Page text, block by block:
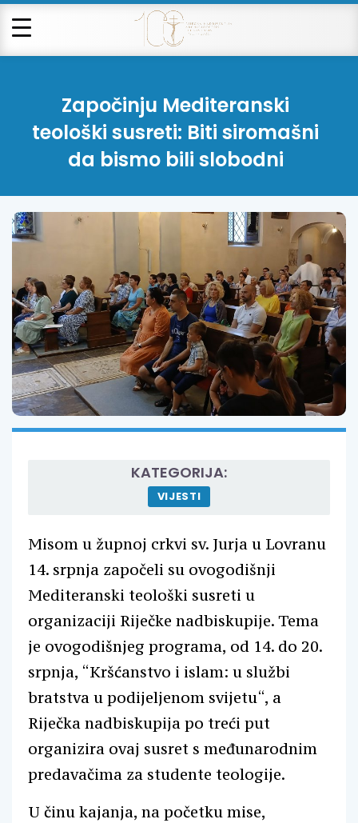
Započinju Mediteranski
teološki susreti: Biti siromašni
da bismo bili slobodni
KATEGORIJA:
VIJESTI
Misom u župnoj crkvi sv. Jurja u Lovranu
14. srpnja započeli su ovogodišnji
Mediteranski teološki susreti u
organizaciji Riječke nadbiskupije. Tema
je ovogodišnjeg programa, od 14. do 20.
srpnja, “Kršćanstvo i islam: u službi
bratstva u podijeljenom svijetu“, a
Riječka nadbiskupija po treći put
organizira ovaj susret s međunarodnim
predavačima za studente teologije.
U činu kajanja, na početku mise,